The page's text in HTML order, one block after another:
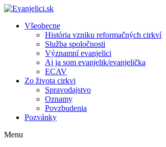
Všeobecne
História vzniku reformačných cirkví
Služba spoločnosti
Významní evanjelici
Aj ja som evanjelik/evanjelička
ECAV
Zo života cirkvi
Spravodajstvo
Oznamy
Povzbudenia
Pozvánky
Menu